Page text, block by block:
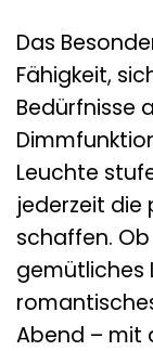
Das
Fähigkeit,
Bedürfnisse
Leuchte
jederzeit die
schaffen.
gemütliches
Abend – mit